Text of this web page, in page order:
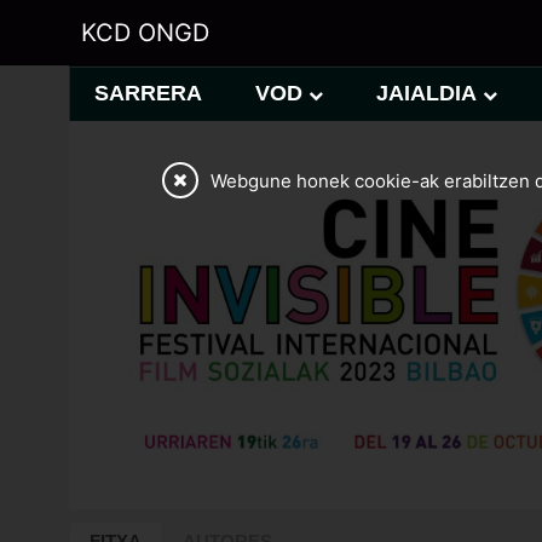
KCD ONGD
SARRERA VOD JAIALDIA
Webgune honek cookie-ak erabiltzen